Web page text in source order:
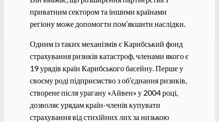
приватним сектором та іншими країнами
регіону може допомогти пом’якшити наслідки.
Одним із таких механізмів є Карибський фонд
страхування ризиків катастроф, членами якого є
19 урядів країн Карибського басейну. Перше у
своєму роді підприємство з об’єднання ризиків,
створене після урагану «Айвен» у 2004 році,
дозволяє урядам країн-членів купувати
страхування від стихійних лих за низькою